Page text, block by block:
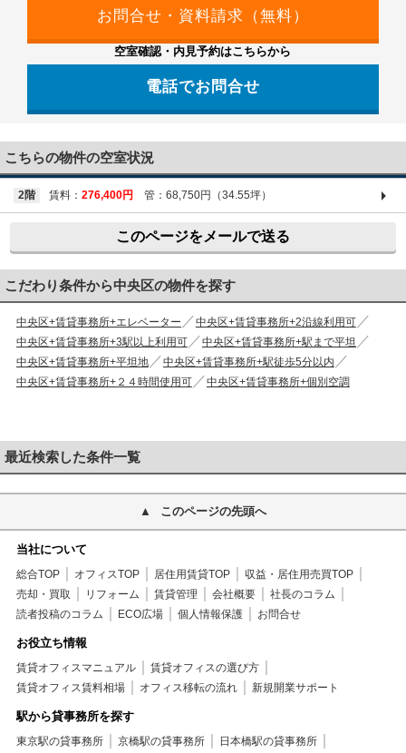
空室確認・内見予約はこちらから
電話でお問合せ
こちらの物件の空室状況
2階 賃料： 276,400円 管：68,750円（34.55坪）
このページをメールで送る
こだわり条件から中央区の物件を探す
中央区+賃貸事務所+エレベーター
中央区+賃貸事務所+2沿線利用可
中央区+賃貸事務所+3駅以上利用可
中央区+賃貸事務所+駅まで平坦
中央区+賃貸事務所+平坦地
中央区+賃貸事務所+駅徒歩5分以内
中央区+賃貸事務所+２４時間使用可
中央区+賃貸事務所+個別空調
最近検索した条件一覧
このページの先頭へ
当社について
総合TOP オフィスTOP 居住用賃貸TOP
収益・居住用売買TOP
売却・買取
リフォーム 賃貸管理 会社概要
社長のコラム
読者投稿のコラム
ECO広場 個人情報保護 お問合せ
お役立ち情報
賃貸オフィスマニュアル
賃貸オフィスの選び方
賃貸オフィス賃料相場
オフィス移転の流れ 新規開業サポート
駅から貸事務所を探す
東京駅の貸事務所 京橋駅の貸事務所
日本橋駅の貸事務所